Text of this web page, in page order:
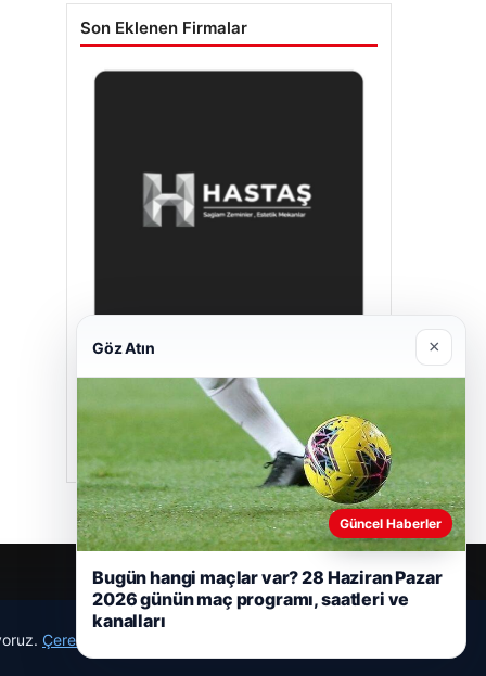
Son Eklenen Firmalar
Hastaş Beton
Çerez Politikamız
Göz Atın ×
Güncel Haberler
Bugün hangi maçlar var? 28 Haziran Pazar
2026 günün maç programı, saatleri ve
kanalları